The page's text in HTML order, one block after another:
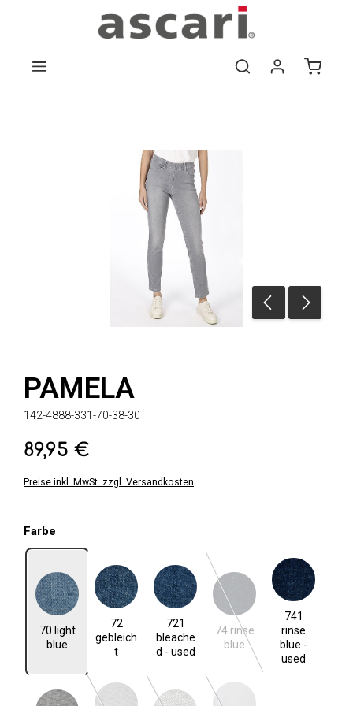
Zum Hauptinhalt springen
PAMELA
142-4888-331-70-38-30
Regulärer Preis:
89,95 €
Preise inkl. MwSt. zzgl. Versandkosten
Farbe
70 light
blue
70 light blue
72
gebleich
t
72 gebleicht
721
bleache
d - used
721 bleached - used
74 rinse
blue
74 rinse blue
(Diese Option ist zurzeit
741
rinse
blue -
used
741 rinse blue - used